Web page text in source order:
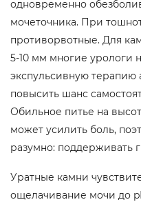
одновременно
мочеточника. При
противорвотные. Для
5-10 мм многие урологи
экспульсивную терапию
повысить шанс
Обильное питье на
может усилить боль,
разумно: поддерживать
Уратные камни
ощелачивание мочи до